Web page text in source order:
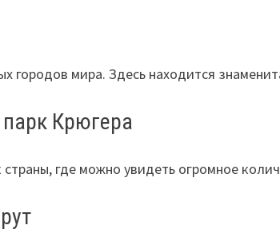
городов мира. Здесь находится
Крюгера
где можно увидеть огромное